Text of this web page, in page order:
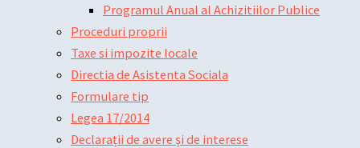
Programul Anual al Achizitiilor Publice
Proceduri proprii
Taxe si impozite locale
Directia de Asistenta Sociala
Formulare tip
Legea 17/2014
Declarații de avere și de interese